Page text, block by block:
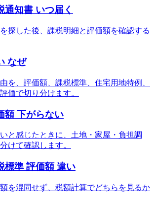
通知書 いつ届く
探した後、課税明細と評価額を確認する
なぜ
を、評価額、課税標準、住宅用地特例、
価で切り分けます。
額 下がらない
と感じたときに、土地・家屋・負担調
けて確認します。
標準 評価額 違い
を混同せず、税額計算でどちらを見るか